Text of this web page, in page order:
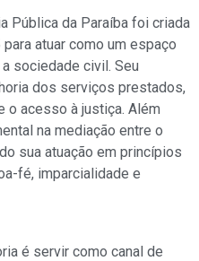
Pública da Paraíba foi criada
atuar como um espaço
sociedade civil. Seu
dos serviços prestados,
o acesso à justiça. Além
na mediação entre o
sua atuação em princípios
fé, imparcialidade e
é servir como canal de